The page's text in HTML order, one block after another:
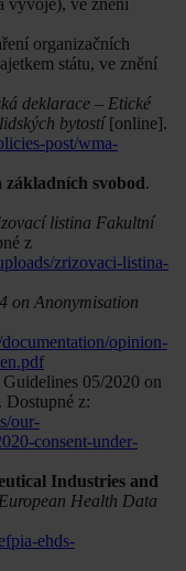
organizačních
státu, ve znění
deklarace – Etické
bytostí[online].
post/wma-
svobod.
listina Fakultní
z
zrizovaci-listina-
on Anonymisation
opinion-
Guidelines 05/2020 on
Dostupné z:
our-
consent-under-
Industries and
Health Data
ehds-